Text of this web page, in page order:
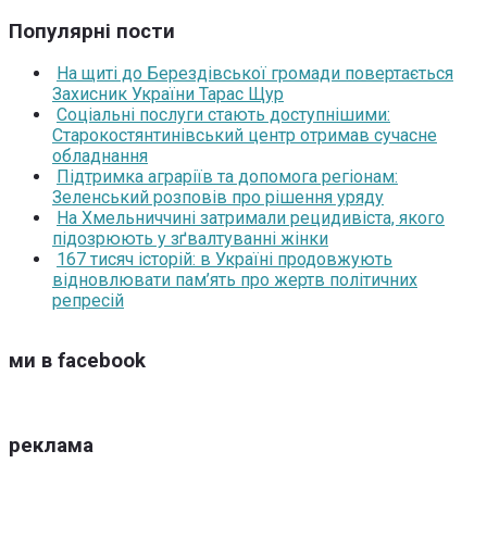
Популярні пости
На щиті до Берездівської громади повертається
Захисник України Тарас Щур
Соціальні послуги стають доступнішими:
Старокостянтинівський центр отримав сучасне
обладнання
Підтримка аграріїв та допомога регіонам:
Зеленський розповів про рішення уряду
На Хмельниччині затримали рецидивіста, якого
підозрюють у зґвалтуванні жінки
167 тисяч історій: в Україні продовжують
відновлювати пам’ять про жертв політичних
репресій
ми в facebook
реклама